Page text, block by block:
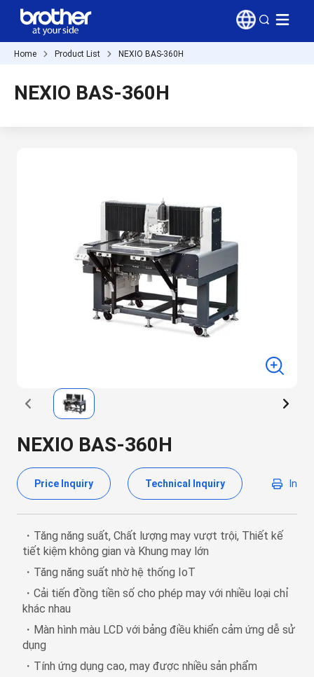
Home Product List NEXIO BAS-360H
NEXIO BAS-360H
NEXIO BAS-360H
Price Inquiry Technical Inquiry In
・Tăng năng suất, Chất lượng may vượt trội, Thiết kế
tiết kiệm không gian và Khung may lớn
・Tăng năng suất nhờ hệ thống IoT
・Cải tiến đồng tiền số cho phép may với nhiều loại chỉ
khác nhau
・Màn hình màu LCD với bảng điều khiển cảm ứng dễ sử
dụng
・Tính ứng dụng cao, may được nhiều sản phẩm